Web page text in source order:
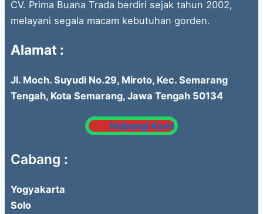
CV. Prima Buana Trada berdiri sejak tahun 2002,
melayani segala macam kebutuhan gorden.
Alamat :
Jl. Moch. Suyudi No.29, Miroto, Kec. Semarang
Tengah, Kota Semarang, Jawa Tengah 50134
Hubungi Kami
Cabang :
Yogyakarta
Solo